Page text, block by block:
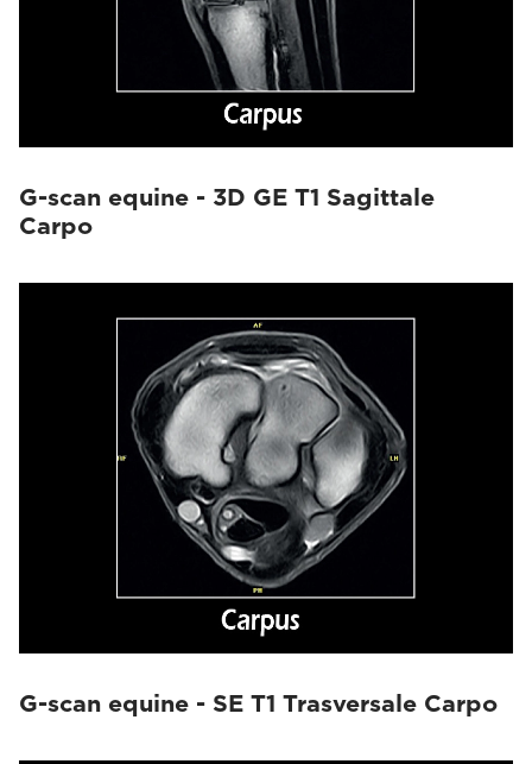
G-scan equine - 3D GE T1 Sagittale
Carpo
G-scan equine - SE T1 Trasversale Carpo